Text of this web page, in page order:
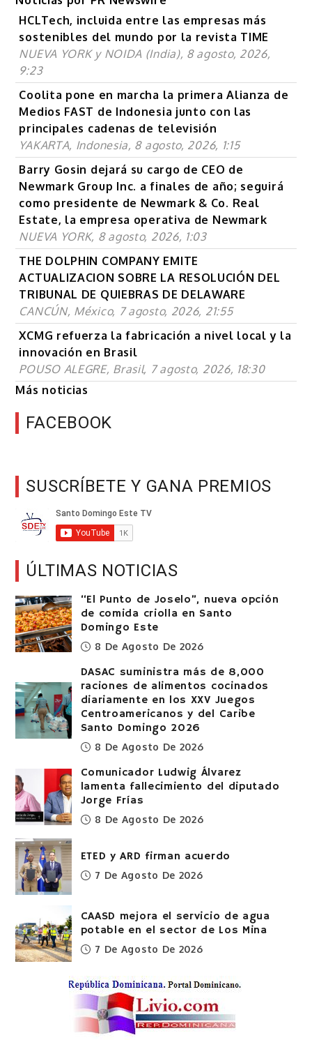
HCLTech, incluida entre las empresas más
sostenibles del mundo por la revista TIME
NUEVA YORK y NOIDA (India), 8 agosto, 2026,
9:23
Coolita pone en marcha la primera Alianza de
Medios FAST de Indonesia junto con las
principales cadenas de televisión
YAKARTA, Indonesia, 8 agosto, 2026, 1:15
Barry Gosin dejará su cargo de CEO de
Newmark Group Inc. a finales de año; seguirá
como presidente de Newmark & Co. Real
Estate, la empresa operativa de Newmark
NUEVA YORK, 8 agosto, 2026, 1:03
THE DOLPHIN COMPANY EMITE
ACTUALIZACION SOBRE LA RESOLUCIÓN DEL
TRIBUNAL DE QUIEBRAS DE DELAWARE
CANCÚN, México, 7 agosto, 2026, 21:55
XCMG refuerza la fabricación a nivel local y la
innovación en Brasil
POUSO ALEGRE, Brasil, 7 agosto, 2026, 18:30
Más noticias
FACEBOOK
SUSCRÍBETE Y GANA PREMIOS
ÚLTIMAS NOTICIAS
“El Punto de Joselo”, nueva opción
de comida criolla en Santo
Domingo Este
8 De Agosto De 2026
DASAC suministra más de 8,000
raciones de alimentos cocinados
diariamente en los XXV Juegos
Centroamericanos y del Caribe
Santo Domingo 2026
8 De Agosto De 2026
Comunicador Ludwig Álvarez
lamenta fallecimiento del diputado
Jorge Frías
8 De Agosto De 2026
ETED y ARD firman acuerdo
7 De Agosto De 2026
CAASD mejora el servicio de agua
potable en el sector de Los Mina
7 De Agosto De 2026